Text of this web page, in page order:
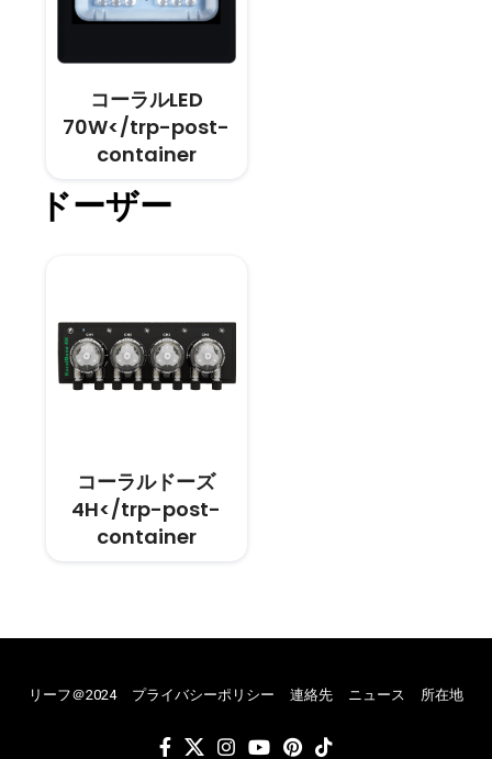
コーラルLED
70W</trp-post-
container
ドーザー
コーラルドーズ
4H</trp-post-
container
リーフ＠2024 プライバシーポリシー 連絡先 ニュース 所在地